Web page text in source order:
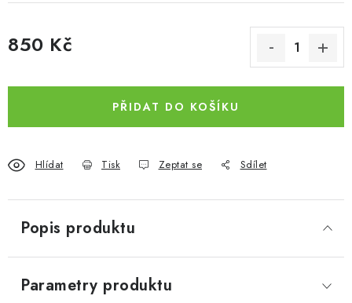
850 Kč
PŘIDAT DO KOŠÍKU
Tisk Zeptat se
Hlídat Sdílet
Popis produktu
Parametry produktu